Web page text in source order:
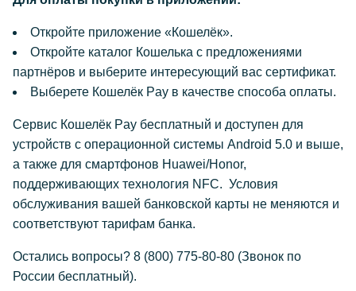
Откройте приложение «Кошелёк».
Откройте каталог Кошелька с предложениями
партнёров и выберите интересующий вас сертификат.
Выберете Кошелёк Pay в качестве способа оплаты.
Сервис Кошелёк Pay бесплатный и доступен для
устройств с операционной системы Android 5.0 и выше,
а также для смартфонов Huawei/Honor,
поддерживающих технология NFC. Условия
обслуживания вашей банковской карты не меняются и
соответствуют тарифам банка.
Остались вопросы? 8 (800) 775-80-80 (Звонок по
России бесплатный).